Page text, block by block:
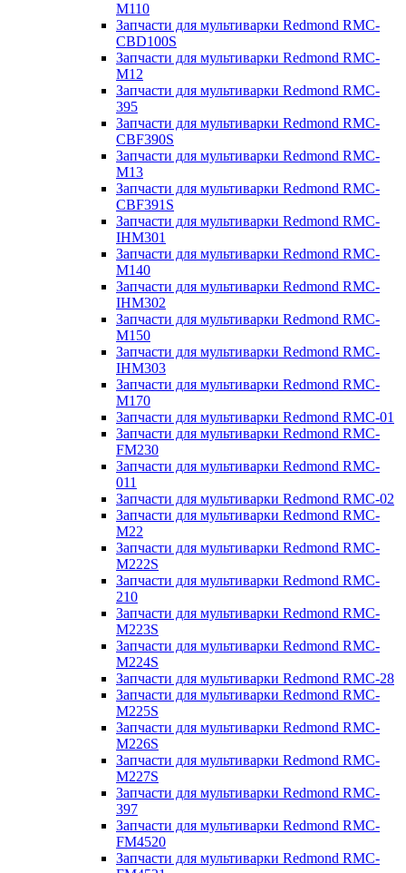
M110
Запчасти для мультиварки Redmond RMC-
CBD100S
Запчасти для мультиварки Redmond RMC-
M12
Запчасти для мультиварки Redmond RMC-
395
Запчасти для мультиварки Redmond RMC-
CBF390S
Запчасти для мультиварки Redmond RMC-
M13
Запчасти для мультиварки Redmond RMC-
CBF391S
Запчасти для мультиварки Redmond RMC-
IHM301
Запчасти для мультиварки Redmond RMC-
M140
Запчасти для мультиварки Redmond RMC-
IHM302
Запчасти для мультиварки Redmond RMC-
M150
Запчасти для мультиварки Redmond RMC-
IHM303
Запчасти для мультиварки Redmond RMC-
M170
Запчасти для мультиварки Redmond RMC-01
Запчасти для мультиварки Redmond RMC-
FM230
Запчасти для мультиварки Redmond RMC-
011
Запчасти для мультиварки Redmond RMC-02
Запчасти для мультиварки Redmond RMC-
M22
Запчасти для мультиварки Redmond RMC-
M222S
Запчасти для мультиварки Redmond RMC-
210
Запчасти для мультиварки Redmond RMC-
M223S
Запчасти для мультиварки Redmond RMC-
M224S
Запчасти для мультиварки Redmond RMC-28
Запчасти для мультиварки Redmond RMC-
M225S
Запчасти для мультиварки Redmond RMC-
M226S
Запчасти для мультиварки Redmond RMC-
M227S
Запчасти для мультиварки Redmond RMC-
397
Запчасти для мультиварки Redmond RMC-
FM4520
Запчасти для мультиварки Redmond RMC-